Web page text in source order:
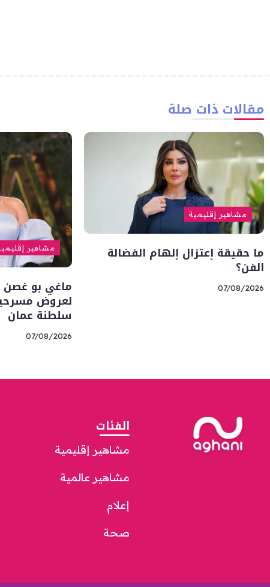
مقالات ذات صلة
مشاهير إقليمية
ما حقيقة إعتزال إلهام الفضالة
الفن؟
07/08/2026
مشاهير
ماغي بو
لعروض
سلطنة عمان
07/08/2026
الفئات
مشاهير إقليمية
مشاهير عالمية
إعلام
صحة